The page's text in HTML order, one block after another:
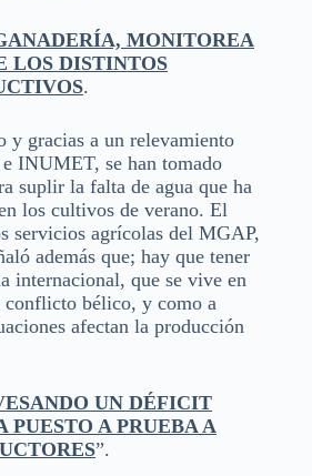
MONITOREA
LOS DISTINTOS
.
gracias a un relevamiento
INUMET, se han tomado
suplir la falta de agua que ha
los cultivos de verano. El
servicios agrícolas del MGAP,
además que; hay que tener
internacional, que se vive en
bélico, y como a
afectan la producción
UN DÉFICIT
A PRUEBA A
”.